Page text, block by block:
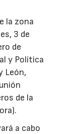
la zona
3 de
de
y Política
León,
de la
a cabo